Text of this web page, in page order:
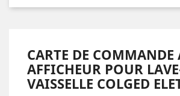
CARTE DE COMMANDE
AFFICHEUR POUR
VAISSELLE COLGED